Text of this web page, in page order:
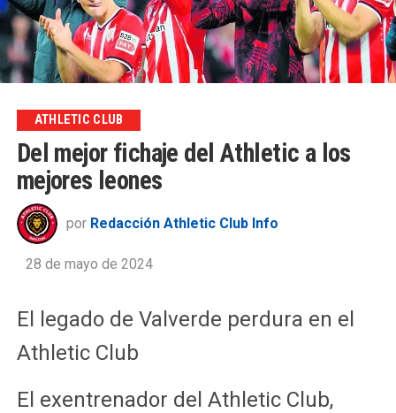
ATHLETIC CLUB
Del mejor fichaje del Athletic a los
mejores leones
por Redacción Athletic Club Info
28 de mayo de 2024
El legado de Valverde perdura en el
Athletic Club
El exentrenador del Athletic Club,